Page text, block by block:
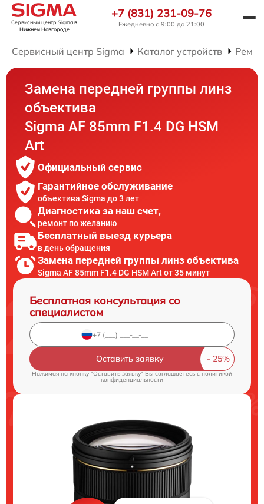
Сервисный центр Sigmaв
Нижнем Новгороде
+7 (831) 231-09-76
Ежедневно с 9:00 до 21:00
Сервисный центр Sigma Каталог устройств
Замена передней группы линз
объектива
Sigma AF 85mm F1.4 DG HSM
Art
Официальный сервис
Гарантийное обслуживание
объектива Sigma до 3 лет
Диагностика за наш счет,
ремонт по желанию
Бесплатный выезд курьера
в день обращения
Замена передней группы линз объектива
Sigma AF 85mm F1.4 DG HSM Art от 35 минут
Бесплатная консультация со
специалистом
Оставить заявку
Нажимая на кнопку "Оставить заявку" Вы соглашаетесь c политикой
конфиденциальности